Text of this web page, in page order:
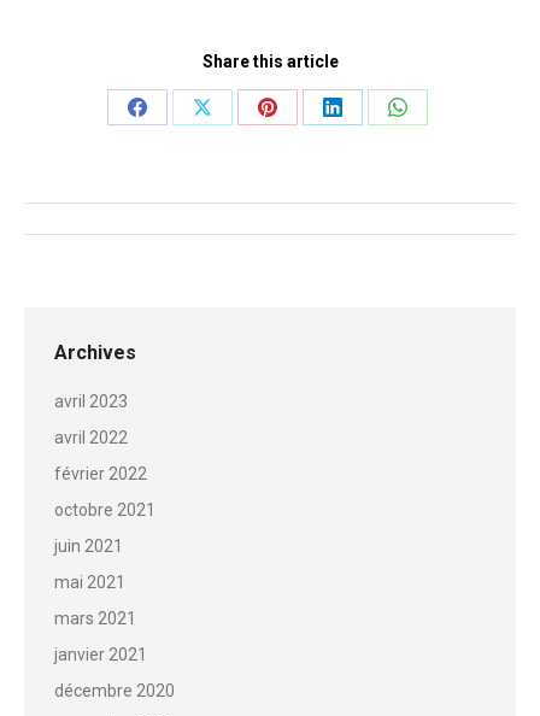
Share this article
Share
Share
Share
Share
Share
Navigation
commentaire
Archives
avril 2023
avril 2022
février 2022
octobre 2021
juin 2021
mai 2021
mars 2021
janvier 2021
décembre 2020